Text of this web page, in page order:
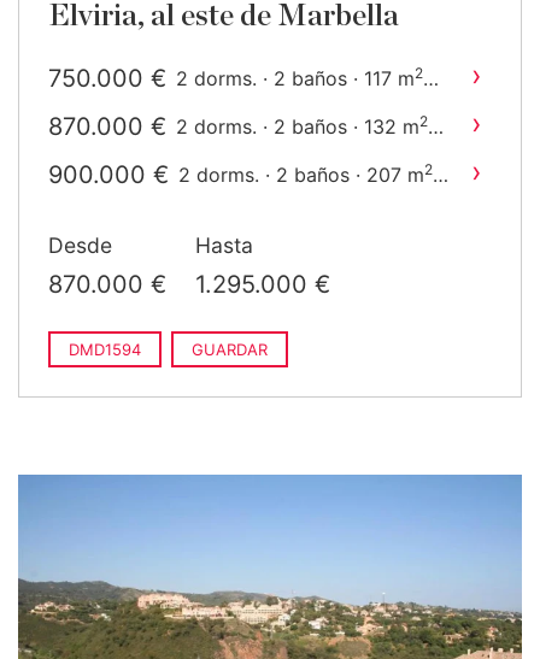
Elviria, al este de Marbella
750.000 € 2 dorms. · 2 baños · 117 m2 ›
870.000 € 2 dorms. · 2 baños · 132 m2 ›
900.000 € 2 dorms. · 2 baños · 207 m2 ›
construido
1.295.000 € 3 dorms. · 3 baños · 185 m
construido
construido
Desde
870.000 €
Hasta
1.295.000 €
DMD1594 GUARDAR